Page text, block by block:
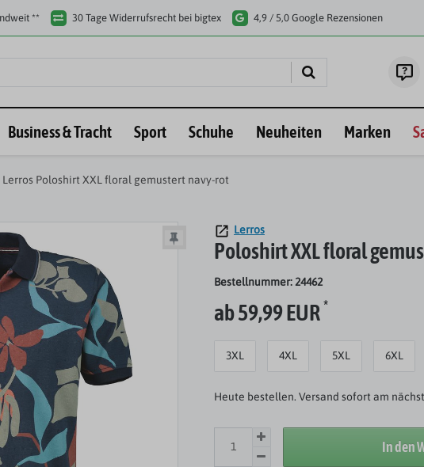
** 30 Tage Widerrufsrecht bei bigtex 4,9 / 5,0 Google Rezensionen
Business & Tracht Sport Schuhe Neuheiten Marken
Lerros Poloshirt XXL floral gemustert navy-rot
Lerros
Poloshirt XXL floral
Bestellnummer: 24462
ab 59,99 EUR*
3XL 4XL 5XL 6XL
Heute bestellen. Versand sofort am
In den